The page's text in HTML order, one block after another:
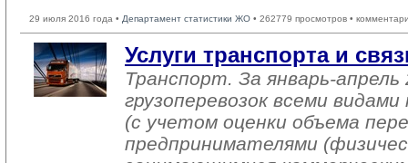
29 июля 2016 года • Департамент статистики ЖО • 262779 просмотров •
Услуги транспорта и
Транспорт. За январь-апрель
грузоперевозок всеми
(с учетом оценки объема
предпринимателями